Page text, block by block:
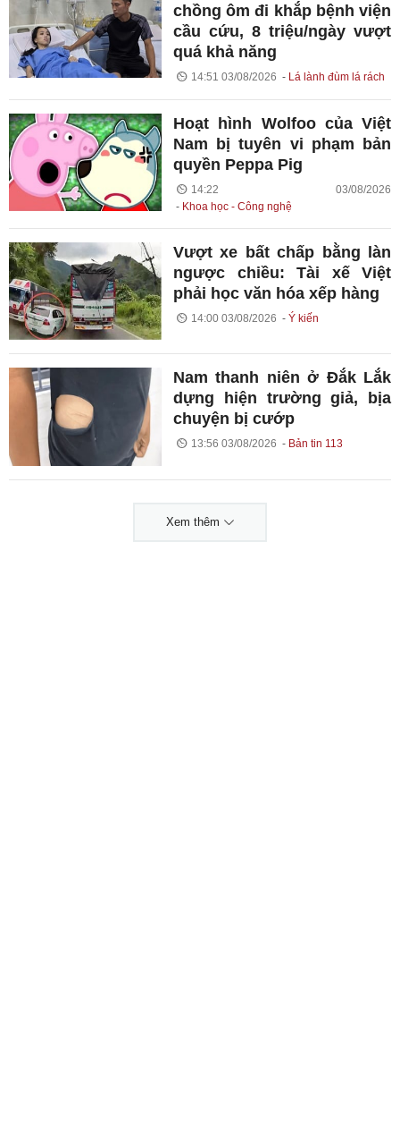
chồng ôm đi khắp bệnh viện
cầu cứu, 8 triệu/ngày vượt
quá khả năng
14:51 03/08/2026 Lá lành đùm lá rách
Hoạt hình Wolfoo của Việt
Nam bị tuyên vi phạm bản
quyền Peppa Pig
14:22 03/08/2026
Khoa học - Công nghệ
Vượt xe bất chấp bằng làn
ngược chiều: Tài xế Việt
phải học văn hóa xếp hàng
14:00 03/08/2026 Ý kiến
Nam thanh niên ở Đắk Lắk
dựng hiện trường giả, bịa
chuyện bị cướp
13:56 03/08/2026 Bản tin 113
Xem thêm